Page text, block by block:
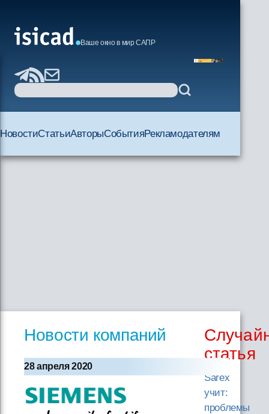
Ваше окно в мир САПР
НовостиСтатьиАвторыСобытияРекламодателям
Новости компаний
28 апреля 2020
статья
Sarex
учит:
проблемы